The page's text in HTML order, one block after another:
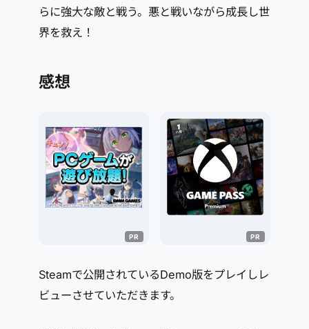
らに強大な敵と戦う。悪と戦いながら成長し世
界を救え！
感想
Steamで公開されているDemo版をプレイしレ
ビューさせていただきます。